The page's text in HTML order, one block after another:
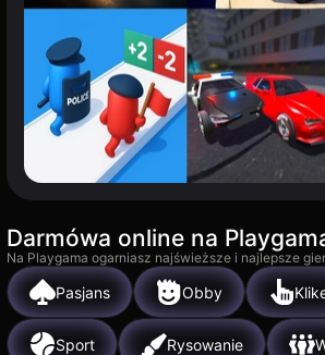
Darmówa online na
Na Playgama ogarniasz najświeższe i najlepsze
Pasjans Obby
Sport Rysowanie